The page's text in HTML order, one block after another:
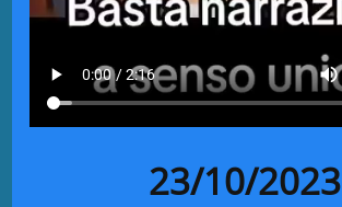
23/10/2023